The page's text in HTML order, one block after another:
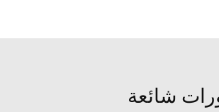
شائعة